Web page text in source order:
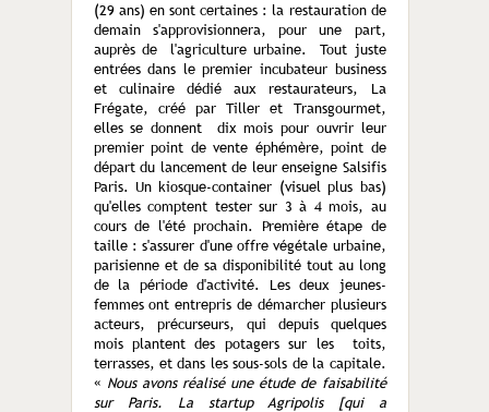
(29 ans) en sont certaines : la restauration de
demain s'approvisionnera, pour une part,
auprès de l'agriculture urbaine. Tout juste
entrées dans le premier incubateur business
et culinaire dédié aux restaurateurs, La
Frégate, créé par Tiller et Transgourmet,
elles se donnent dix mois pour ouvrir leur
premier point de vente éphémère, point de
départ du lancement de leur enseigne Salsifis
Paris. Un kiosque-container (visuel plus bas)
qu'elles comptent tester sur 3 à 4 mois, au
cours de l'été prochain. Première étape de
taille : s'assurer d'une offre végétale urbaine,
parisienne et de sa disponibilité tout au long
de la période d'activité. Les deux jeunes-
femmes ont entrepris de démarcher plusieurs
acteurs, précurseurs, qui depuis quelques
mois plantent des potagers sur les toits,
terrasses, et dans les sous-sols de la capitale.
« Nous avons réalisé une étude de faisabilité
sur Paris. La startup Agripolis [qui a